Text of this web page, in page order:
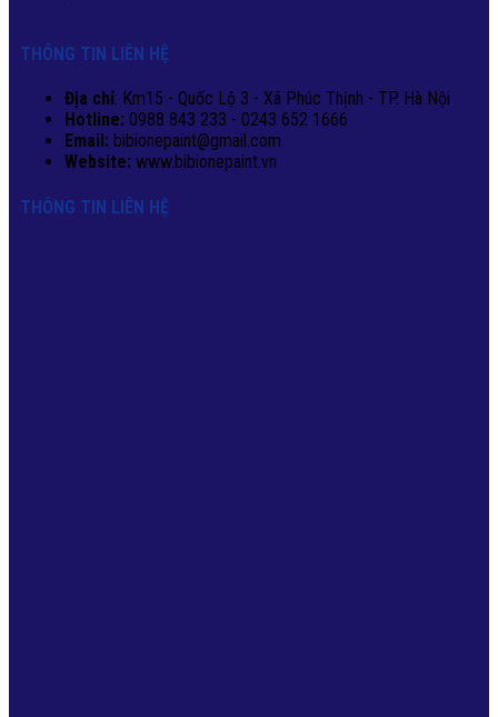
THÔNG TIN LIÊN HỆ
Địa chỉ: Km15 - Quốc Lộ 3 - Xã Phúc Thịnh - TP. Hà Nội
Hotline: 0988 843 233 - 0243 652 1666
Email: bibionepaint@gmail.com
Website: www.bibionepaint.vn
THÔNG TIN LIÊN HỆ